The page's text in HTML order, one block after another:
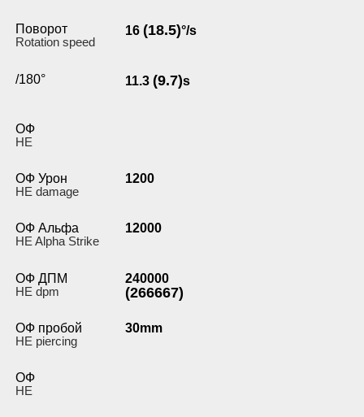
Поворот
Rotation speed
16 (18.5)°/s
/180° 11.3 (9.7)s
ОФ
HE
ОФ Урон
HE damage
1200
ОФ Альфа
HE Alpha Strike
12000
ОФ ДПМ
HE dpm
240000
(266667)
ОФ пробой
HE piercing
30mm
ОФ
HE